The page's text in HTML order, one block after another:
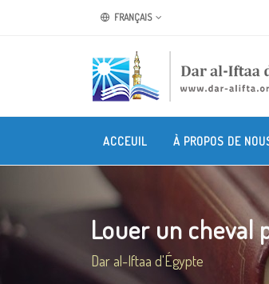
FRANÇAIS
ACCEUIL À PROPOS DE
Louer un cheval
Dar al-Iftaa d'Égypte